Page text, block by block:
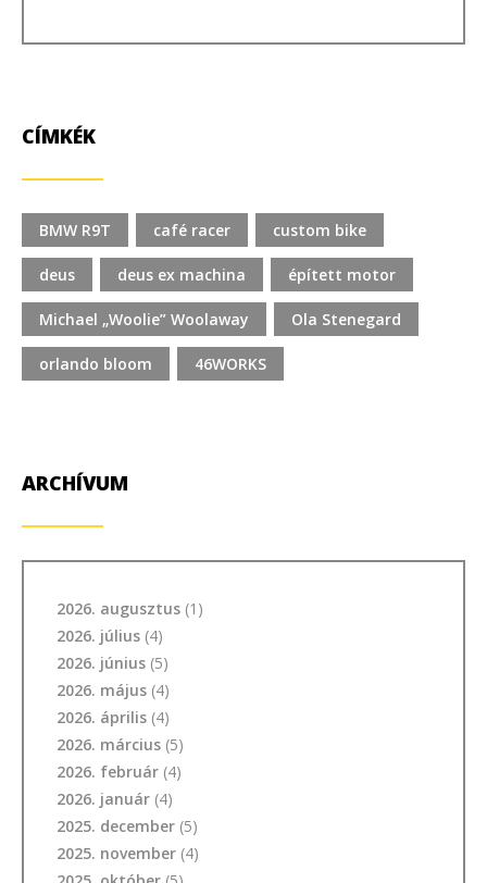
CÍMKÉK
BMW R9T café racer custom bike
deus deus ex machina épített motor
Michael „Woolie” Woolaway Ola Stenegard
orlando bloom 46WORKS
ARCHÍVUM
2026. augusztus (1)
2026. július (4)
2026. június (5)
2026. május (4)
2026. április (4)
2026. március (5)
2026. február (4)
2026. január (4)
2025. december (5)
2025. november (4)